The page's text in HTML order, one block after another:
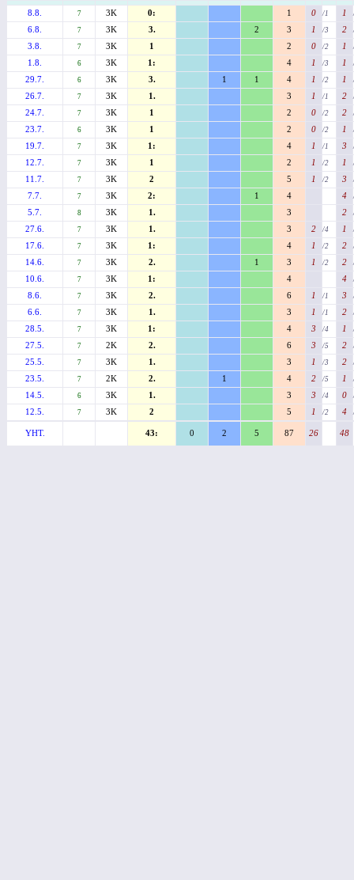
8.8. 7 3K 0: 1 0 /1 1
6.8. 7 3K 3. 2 3 1 /3 2
3.8. 7 3K 1 2 0 /2 1
1.8. 6 3K 1: 4 1 /3 1
29.7. 6 3K 3. 1 1 4 1 /2 1
26.7. 7 3K 1. 3 1 /1 2
24.7. 7 3K 1 2 0 /2 2
23.7. 6 3K 1 2 0 /2 1
19.7. 7 3K 1: 4 1 /1 3
12.7. 7 3K 1 2 1 /2 1
11.7. 7 3K 2 5 1 /2 3
7.7. 7 3K 2: 1 4 4
5.7. 8 3K 1. 3 2
27.6. 7 3K 1. 3 2 /4 1
17.6. 7 3K 1: 4 1 /2 2
14.6. 7 3K 2. 1 3 1 /2 2
10.6. 7 3K 1: 4 4
8.6. 7 3K 2. 6 1 /1 3
6.6. 7 3K 1. 3 1 /1 2
28.5. 7 3K 1: 4 3 /4 1
27.5. 7 2K 2. 6 3 /5 2
25.5. 7 3K 1. 3 1 /3 2
23.5. 7 2K 2. 1 4 2 /5 1
14.5. 6 3K 1. 3 3 /4 0
12.5. 7 3K 2 5 1 /2 4
YHT. 43: 0 2 5 87 26 48